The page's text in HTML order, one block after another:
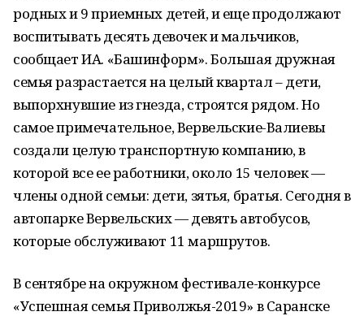
родных и 9 приемных детей, и еще продолжают
воспитывать десять девочек и мальчиков,
сообщает ИА. «Башинформ». Большая дружная
семья разрастается на целый квартал – дети,
выпорхнувшие из гнезда, строятся рядом. Но
самое примечательное, Вервельские-Валиевы
создали целую транспортную компанию, в
которой все ее работники, около 15 человек —
члены одной семьи: дети, зятья, братья. Сегодня в
автопарке Вервельских — девять автобусов,
которые обслуживают 11 маршрутов.
В сентябре на окружном фестивале-конкурсе
«Успешная семья Приволжья-2019» в Саранске